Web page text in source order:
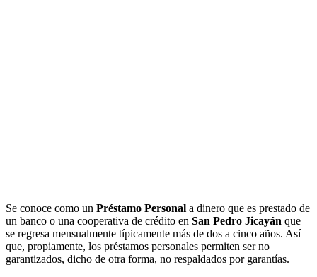
Se conoce como un Préstamo Personal a dinero que es prestado de
un banco o una cooperativa de crédito en San Pedro Jicayán que
se regresa mensualmente típicamente más de dos a cinco años. Así
que, propiamente, los préstamos personales permiten ser no
garantizados, dicho de otra forma, no respaldados por garantías.